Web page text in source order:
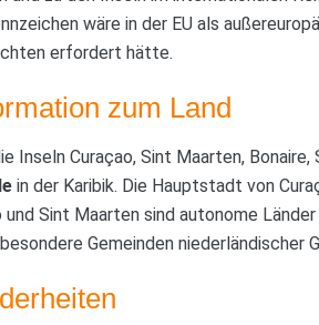
wäre in der EU als
erfordert hätte.
zum Land
Inseln Curaçao, Sint Maarten, Bonaire,
in der Karibik. Die Hauptstadt von
Sint Maarten sind autonome
Gemeinden niederländischer